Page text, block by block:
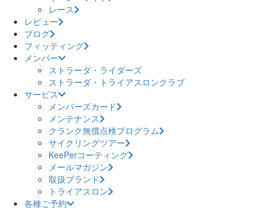
レース
レビュー
ブログ
フィッティング
メンバー
ストラーダ・ライダーズ
ストラーダ・トライアスロンクラブ
サービス
メンバーズカード
メンテナンス
クランク無償点検プログラム
サイクリングツアー
KeePerコーティング
メールマガジン
取扱ブランド
トライアスロン
各種ご予約